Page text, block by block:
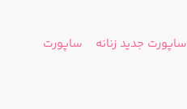
ساپورت جدید زنانه
ساپورت